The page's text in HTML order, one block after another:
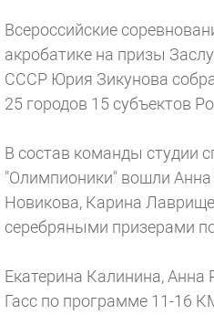
Всероссийские
акробатике на призы
СССР Юрия Зикунова
25 городов 15 субъектов
В состав команды студии
"Олимпионики" вошли
Новикова, Карина
серебряными призерами
Екатерина Калинина, Анна
Гасс по программе 11-16